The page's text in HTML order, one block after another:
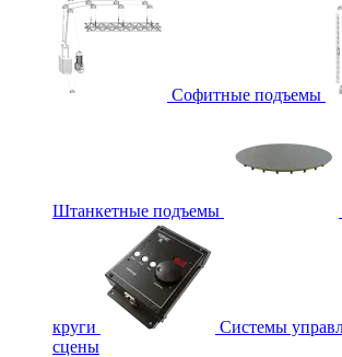
Софитные подъемы
Штанкетные подъемы
круги
Системы
сцены